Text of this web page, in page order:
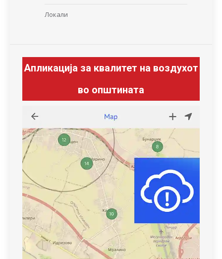
Локали
Апликација за квалитет на воздухот
во општината